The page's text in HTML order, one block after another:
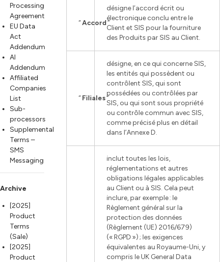
Processing
Agreement
EU Data
Act
Addendum
AI
Addendum
Affiliated
Companies
List
Sub-
processors
Supplemental
Terms –
SMS
Messaging
Archive
[2025]
Product
Terms
(Sale)
[2025]
Product
“Accord”
désigne l’accord écrit ou
électronique conclu entre le
Client et SIS pour la fourniture
des Produits par SIS au Client.
“Filiales”
désigne, en ce qui concerne SIS,
les entités qui possèdent ou
contrôlent SIS, qui sont
possédées ou contrôlées par
SIS, ou qui sont sous propriété
ou contrôle commun avec SIS,
comme précisé plus en détail
dans l’Annexe D.
inclut toutes les lois,
réglementations et autres
obligations légales applicables
au Client ou à SIS. Cela peut
inclure, par exemple : le
Règlement général sur la
protection des données
(Règlement (UE) 2016/679)
(« RGPD ») ; les exigences
équivalentes au Royaume-Uni, y
compris le UK General Data